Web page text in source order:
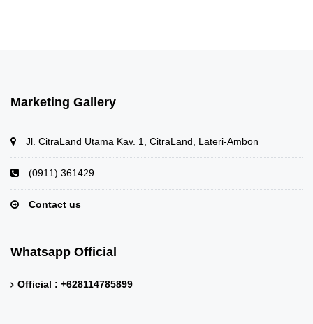
Marketing Gallery
Jl. CitraLand Utama Kav. 1, CitraLand, Lateri-Ambon
(0911) 361429
Contact us
Whatsapp Official
Official : +628114785899